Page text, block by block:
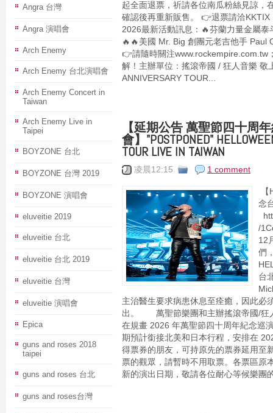
Angra 台灣
Angra 演唱會
Arch Enemy
Arch Enemy 台北演唱會
Arch Enemy Concert in
Taiwan
Arch Enemy Live in
Taipei
BOYZONE 台北
BOYZONE 台灣 2019
BOYZONE 演唱會
eluveitie 2019
eluveitie 台北
eluveitie 台北 2019
eluveitie 台灣
eluveitie 演唱會
Epica
guns and roses 2018
taipei
guns and roses 台北
guns and roses台灣
起全面退票，祈請各位南瓜粉絲見諒，
確認後再重新販售。 👉退票請洽
2026最新活動訊息：🔥芬蘭力量金屬
🔥🔥美國 Mr. Big 創團元老吉他手 Paul
👉請隨時關注www.rockempire.com.tw
解！主辦單位：搖滾帝國 / 狂人音樂 敬
ANNIVERSARY TOUR...
【延期公告 萬聖節四十周
會】"POSTPONED"
TOUR LIVE IN TAIWAN
凌晨12:15 1 comment
【
念
/
12
們
台
主治醫生要求病患休息至痊癒，因此必
出。 萬聖節樂團和主辦搖滾帝國/狂
在規畫 2026 年萬聖節四十周年紀念巡
期預計銜接北美和日本行程，安排在
得票券的朋友，可持原先的票券延用至
票的觀眾，請暫時不用取票。各票區原
新的演出日期，敬請各位耐心等候樂團